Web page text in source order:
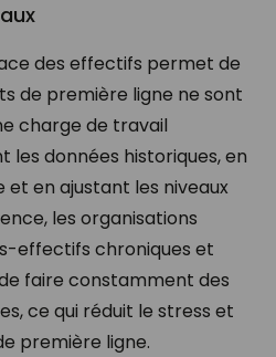
des effectifs permet de
de première ligne ne sont
charge de travail
les données historiques, en
en ajustant les niveaux
les organisations
effectifs chroniques et
faire constamment des
ce qui réduit le stress et
première ligne.